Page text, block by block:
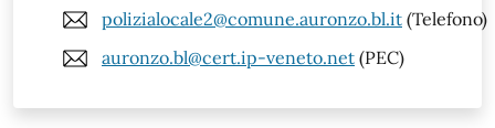
polizialocale2@comune.auronzo.bl.it (Telefono)
auronzo.bl@cert.ip-veneto.net (PEC)